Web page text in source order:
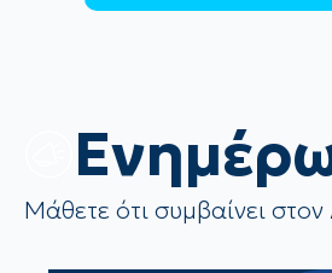
Μάθετε ότι συμβαίνει